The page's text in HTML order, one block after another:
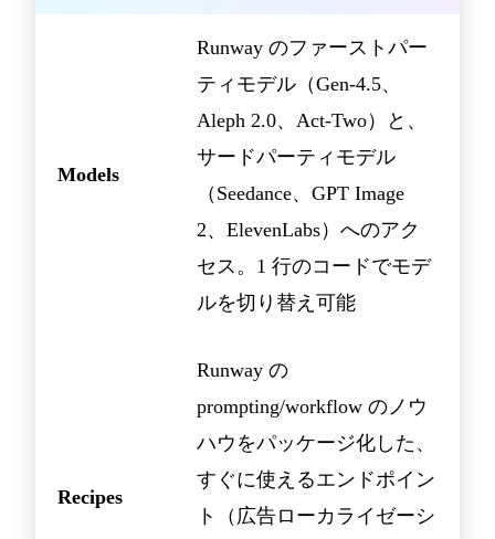
Models
Runway のファーストパー
ティモデル（Gen-4.5、
Aleph 2.0、Act-Two）と、
サードパーティモデル
（Seedance、GPT Image
2、ElevenLabs）へのアク
セス。1 行のコードでモデ
ルを切り替え可能
Recipes
Runway の
prompting/workflow のノウ
ハウをパッケージ化した、
すぐに使えるエンドポイン
ト（広告ローカライゼーシ